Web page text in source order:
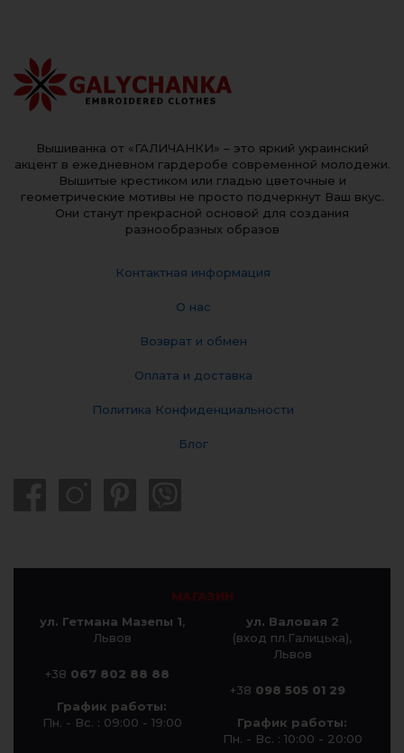
Вышиванка от «ГАЛИЧАНКИ» – это яркий украинский
акцент в ежедневном гардеробе современной молодежи.
Вышитые крестиком или гладью цветочные и
геометрические мотивы не просто подчеркнут Ваш вкус.
Они станут прекрасной основой для создания
разнообразных образов
Контактная информация
О нас
Возврат и обмен
Оплата и доставка
Политика Конфиденциальности
Блог
МАГАЗИН
ул. Гетмана Мазепы 1,
Львов
+38 067 802 88 88
График работы:
Пн. - Вс. : 09:00 - 19:00
ул. Валовая 2
(вход пл.Галицька),
Львов
+38 098 505 01 29
График работы:
Пн. - Вс. : 10:00 - 20:00